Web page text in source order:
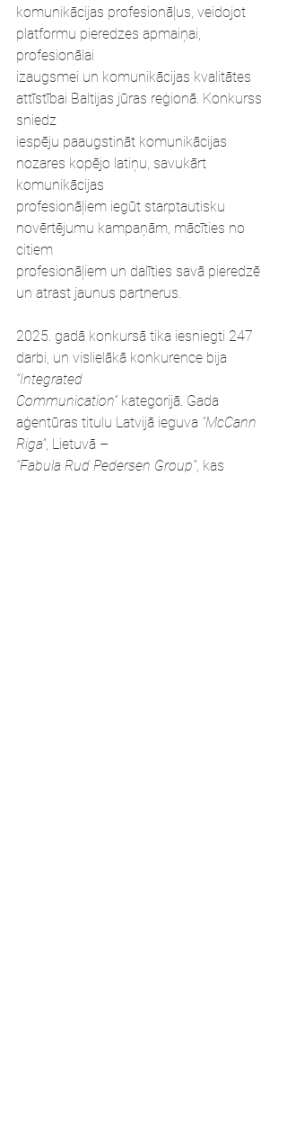
komunikācijas profesionāļus, veidojot
platformu pieredzes apmaiņai,
profesionālai
izaugsmei un komunikācijas kvalitātes
attīstībai Baltijas jūras reģionā. Konkurss
sniedz
iespēju paaugstināt komunikācijas
nozares kopējo latiņu, savukārt
komunikācijas
profesionāļiem iegūt starptautisku
novērtējumu kampaņām, mācīties no
citiem
profesionāļiem un dalīties savā pieredzē
un atrast jaunus partnerus.
2025. gadā konkursā tika iesniegti 247
darbi, un vislielākā konkurence bija
“Integrated
Communication” kategorijā. Gada
aģentūras titulu Latvijā ieguva “McCann
Riga”, Lietuvā –
“Fabula Rud Pedersen Group”, kas